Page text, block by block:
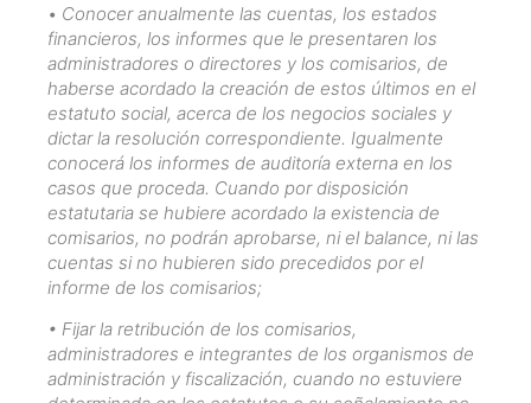
• Conocer anualmente las cuentas, los estados
financieros, los informes que le presentaren los
administradores o directores y los comisarios, de
haberse acordado la creación de estos últimos en el
estatuto social, acerca de los negocios sociales y
dictar la resolución correspondiente. Igualmente
conocerá los informes de auditoría externa en los
casos que proceda. Cuando por disposición
estatutaria se hubiere acordado la existencia de
comisarios, no podrán aprobarse, ni el balance, ni las
cuentas si no hubieren sido precedidos por el
informe de los comisarios;
• Fijar la retribución de los comisarios,
administradores e integrantes de los organismos de
administración y fiscalización, cuando no estuviere